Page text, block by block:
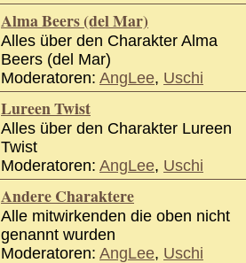
Alma Beers (del Mar)
Alles über den Charakter Alma
Beers (del Mar)
Moderatoren: AngLee, Uschi
Lureen Twist
Alles über den Charakter Lureen
Twist
Moderatoren: AngLee, Uschi
Andere Charaktere
Alle mitwirkenden die oben nicht
genannt wurden
Moderatoren: AngLee, Uschi